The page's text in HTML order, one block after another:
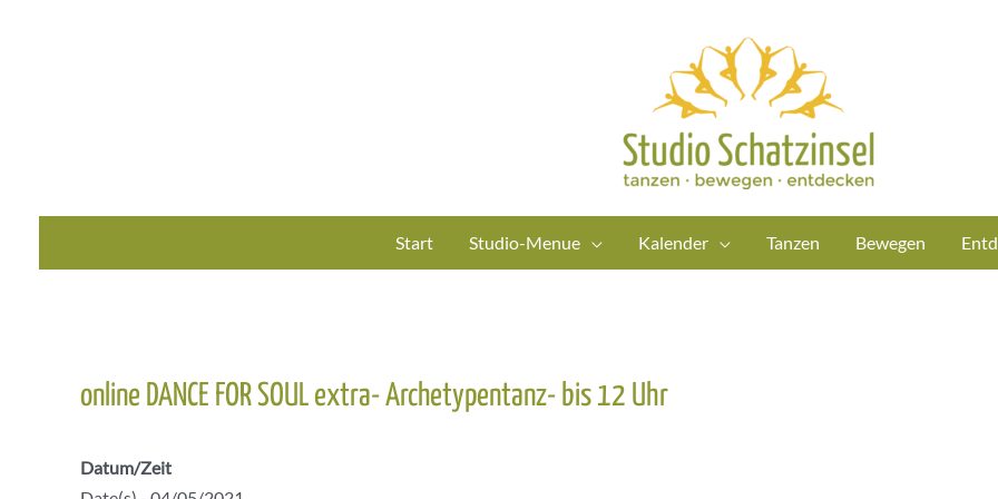
Start Studio-Menue Kalender Tanzen Bewegen
online DANCE FOR SOUL extra- Archetypentanz- bis 12 Uhr
Datum/Zeit